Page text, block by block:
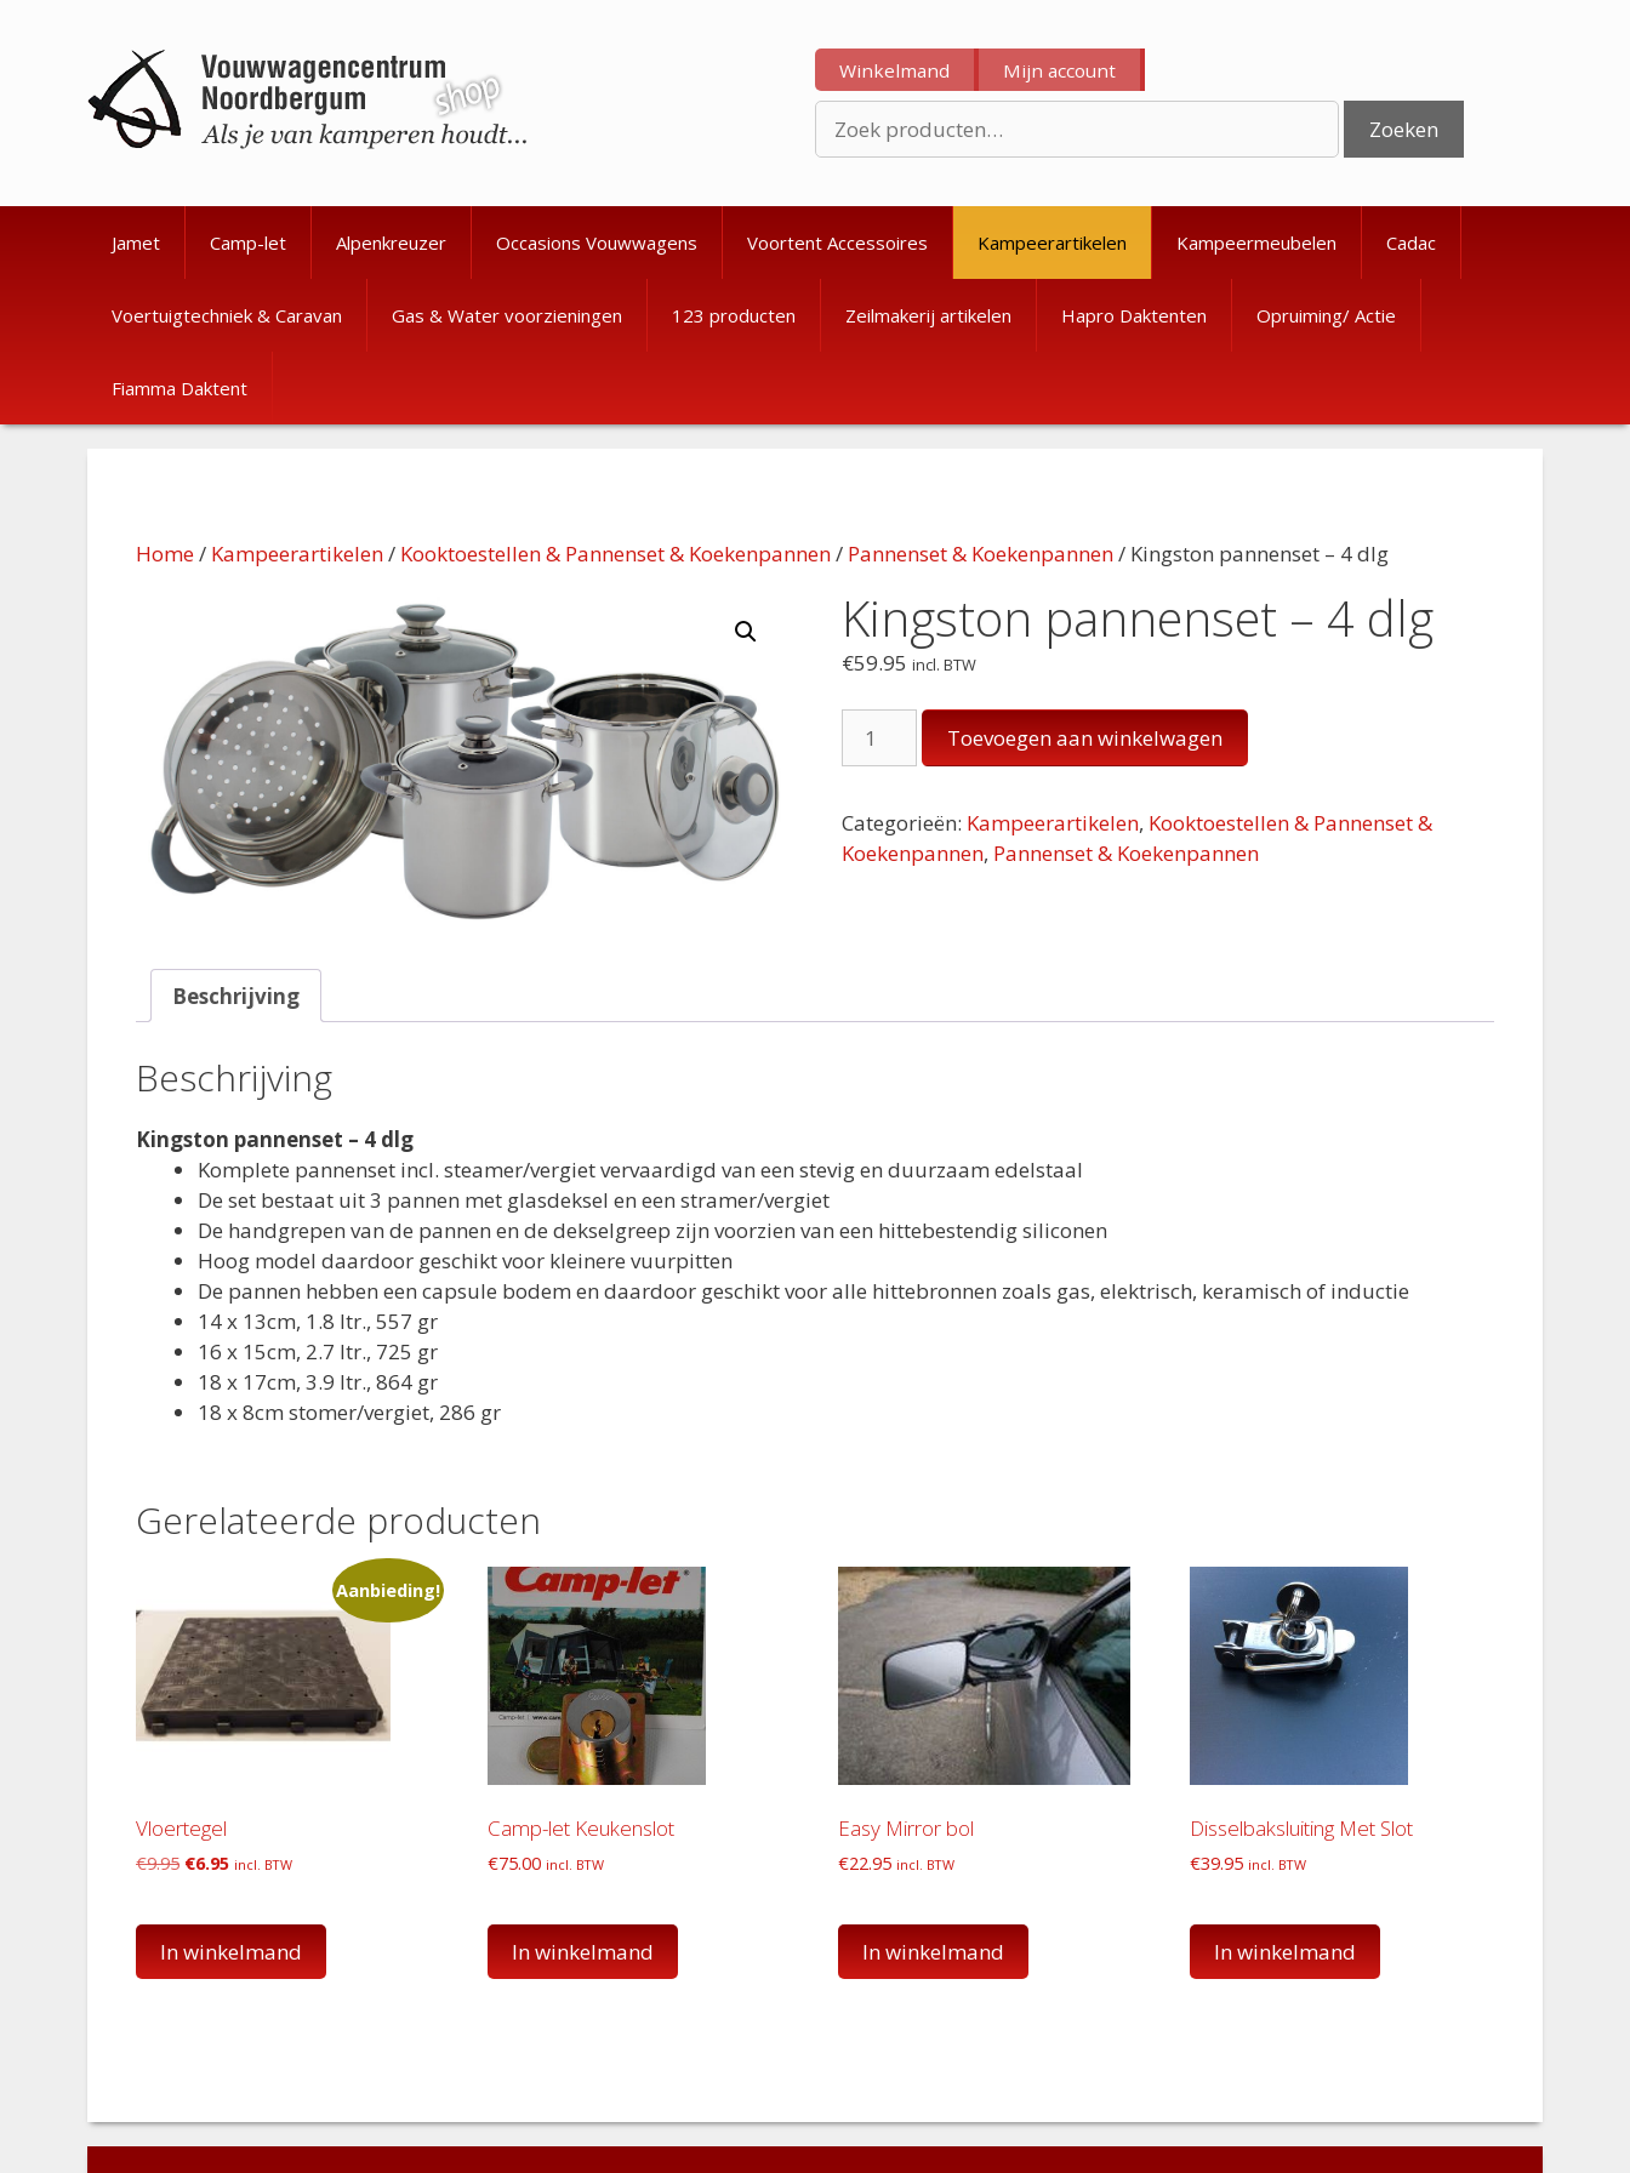
Winkelmand Mijn account
naar:
Zoeken
Jamet Camp-let Alpenkreuzer Occasions Vouwwagens Voortent Accessoires Kampeerartikelen Kampeermeubelen Cadac
Voertuigtechniek & Caravan Gas & Water voorzieningen 123 producten Zeilmakerij artikelen Hapro Daktenten Opruiming/ Actie
Fiamma Daktent
Home/ Kampeerartikelen/ Kooktoestellen & Pannenset & Koekenpannen/ Pannenset & Koekenpannen/ Kingston pannenset – 4 dlg
Kingston pannenset – 4 dlg
€59.95 incl. BTW
Kingston
pannenset
4
dlg
Toevoegen aan winkelwagen
Categorieën: Kampeerartikelen, Kooktoestellen & Pannenset &
Koekenpannen, Pannenset & Koekenpannen
Beschrijving
Beschrijving
Kingston pannenset – 4 dlg
Komplete pannenset incl. steamer/vergiet vervaardigd van een stevig en duurzaam edelstaal
De set bestaat uit 3 pannen met glasdeksel en een stramer/vergiet
De handgrepen van de pannen en de dekselgreep zijn voorzien van een hittebestendig siliconen
Hoog model daardoor geschikt voor kleinere vuurpitten
De pannen hebben een capsule bodem en daardoor geschikt voor alle hittebronnen zoals gas, elektrisch, keramisch of inductie
14 x 13cm, 1.8 ltr., 557 gr
16 x 15cm, 2.7 ltr., 725 gr
18 x 17cm, 3.9 ltr., 864 gr
18 x 8cm stomer/vergiet, 286 gr
Gerelateerde producten
Aanbieding!
Vloertegel
€9.95 Oorspronkelijke
€6.95Huidige
incl. BTW
In winkelmand
Camp-let Keukenslot
€75.00 incl. BTW
In winkelmand
Easy Mirror bol
€22.95 incl. BTW
In winkelmand
Disselbaksluiting Met Slot
€39.95 incl. BTW
In winkelmand